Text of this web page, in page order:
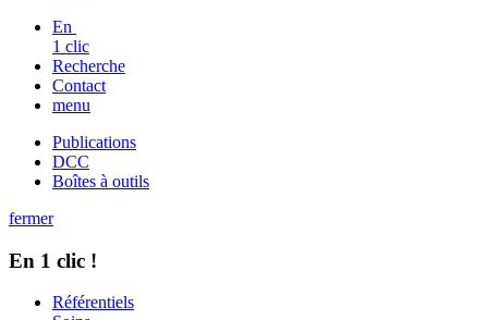
En
1 clic
Recherche
Contact
menu
Publications
DCC
Boîtes à outils
fermer
En 1 clic !
Référentiels